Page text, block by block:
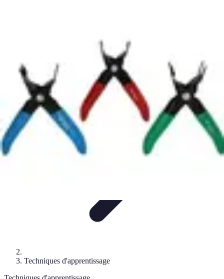
Techniques d'apprentissage